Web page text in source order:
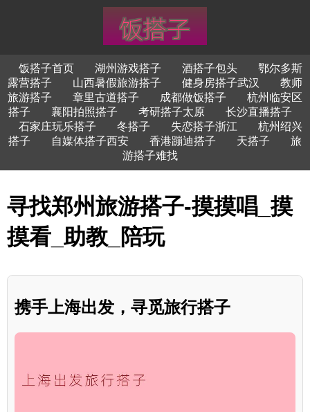
饭搭子首页 湖州游戏搭子 酒搭子包头
鄂尔多斯
露营搭子
山西暑假旅游搭子 健身房搭子武汉
教师
旅游搭子
章里古道搭子 成都做饭搭子
杭州临安区
搭子
襄阳拍照搭子 考研搭子太原
长沙直播搭子
石家庄玩乐搭子
冬搭子 失恋搭子浙江
杭州绍兴
搭子
自媒体搭子西安 香港蹦迪搭子 天搭子
旅
游搭子难找
寻找郑州旅游搭子-摸摸唱_摸
摸看_助教_陪玩
携手上海出发，寻觅旅行搭子